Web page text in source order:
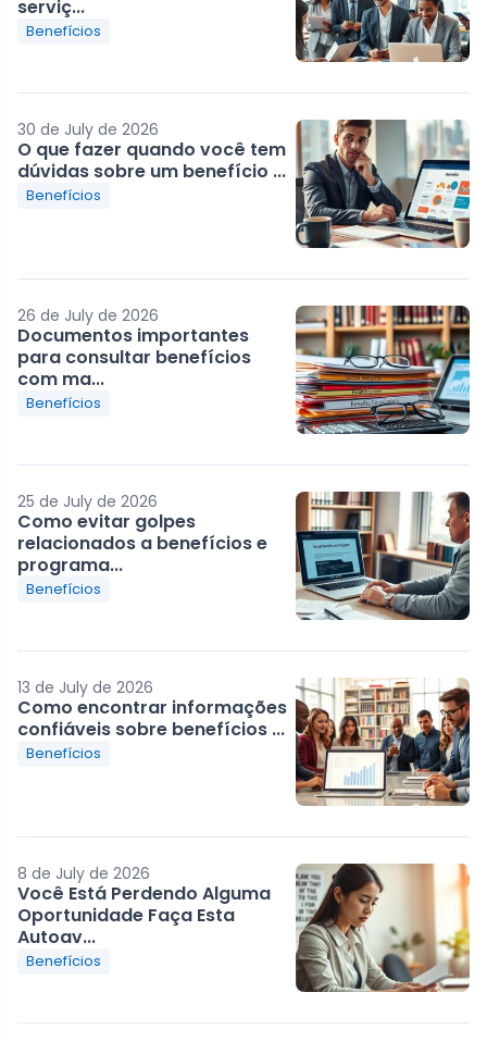
serviç...
Benefícios
30 de July de 2026
O que fazer quando você tem
dúvidas sobre um benefício ...
Benefícios
26 de July de 2026
Documentos importantes
para consultar benefícios
com ma...
Benefícios
25 de July de 2026
Como evitar golpes
relacionados a benefícios e
programa...
Benefícios
13 de July de 2026
Como encontrar informações
confiáveis sobre benefícios ...
Benefícios
8 de July de 2026
Você Está Perdendo Alguma
Oportunidade Faça Esta
Autoav...
Benefícios